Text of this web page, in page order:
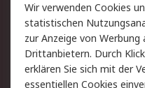
Rücksendungen
Hilfe
Rechtliches
Wir verwenden Cookies
statistischen
zur Anzeige von
Drittanbietern. Durch
erklären Sie sich mit der
essentiellen Cookies